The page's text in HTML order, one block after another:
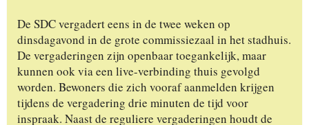
De SDC vergadert eens in de twee weken op
dinsdagavond in de grote commissiezaal in het stadhuis.
De vergaderingen zijn openbaar toegankelijk, maar
kunnen ook via een live-verbinding thuis gevolgd
worden. Bewoners die zich vooraf aanmelden krijgen
tijdens de vergadering drie minuten de tijd voor
inspraak. Naast de reguliere vergaderingen houdt de